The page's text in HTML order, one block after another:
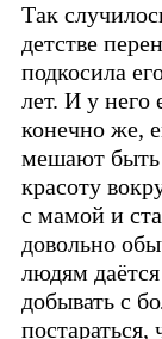
Так
детстве
подкосила
лет. И у него
конечно же,
мешают быть
красоту
с мамой и
довольно
людям
добывать с